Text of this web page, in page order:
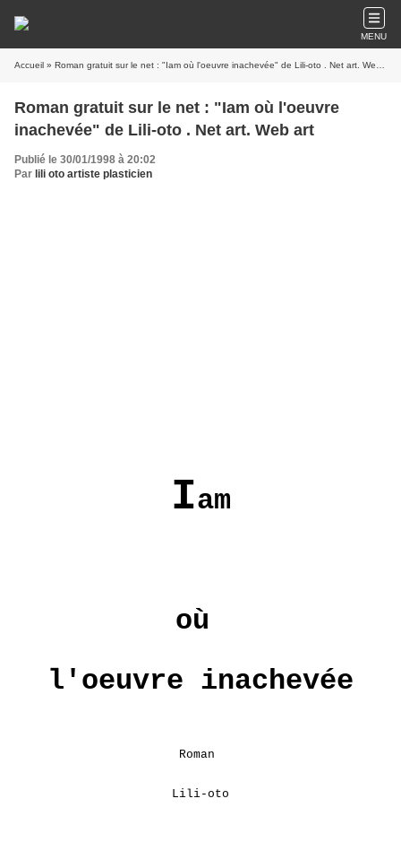
MENU
Accueil » Roman gratuit sur le net : "Iam où l'oeuvre inachevée" de Lili-oto . Net art. Web art
Roman gratuit sur le net : "Iam où l'oeuvre
inachevée" de Lili-oto . Net art. Web art
Publié le 30/01/1998 à 20:02
Par lili oto artiste plasticien
Iam
où
l'oeuvre inachevée
Roman
Lili-oto